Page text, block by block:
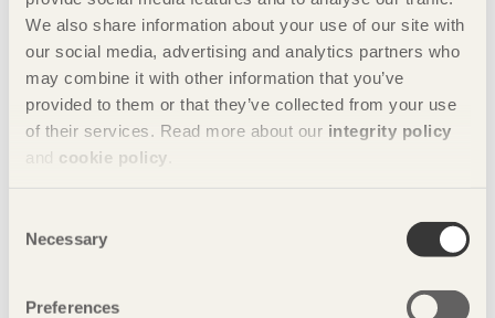
We also share information about your use of our site with
our social media, advertising and analytics partners who
may combine it with other information that you’ve
provided to them or that they’ve collected from your use
of their services. Read more about our integrity policy
and cookie policy
Selection
Necessary
Preferences
Charlotte Dedye Apelgren
+46 8 762 79 73
Foto: Norredine Doudouhi